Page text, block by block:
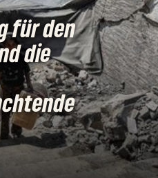
für den
die